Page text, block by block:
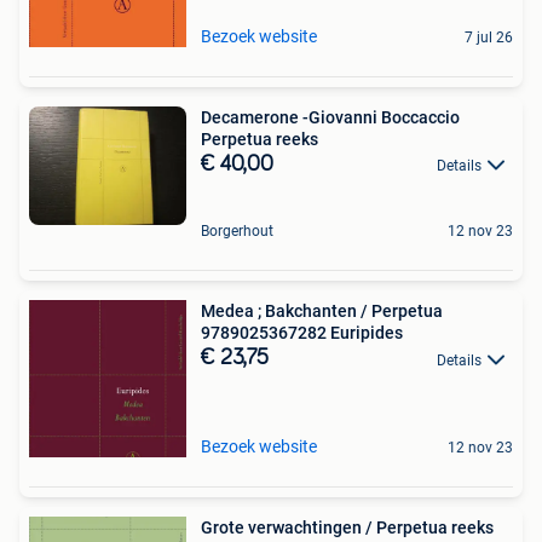
Bezoek website 7 jul 26
Decamerone -Giovanni Boccaccio
Perpetua reeks
€ 40,00 Details
Borgerhout 12 nov 23
Medea ; Bakchanten / Perpetua
9789025367282 Euripides
€ 23,75 Details
Bezoek website 12 nov 23
Grote verwachtingen / Perpetua reeks